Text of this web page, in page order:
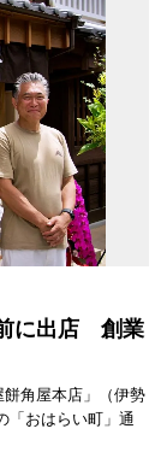
に出店 創業
角屋本店」（伊勢
「おはらい町」通